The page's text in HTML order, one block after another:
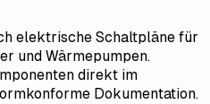
elektrische Schaltpläne für
und Wärmepumpen.
direkt im
Dokumentation.